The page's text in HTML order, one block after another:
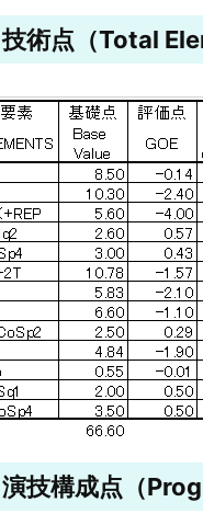
技術点（Total
演技構成点（